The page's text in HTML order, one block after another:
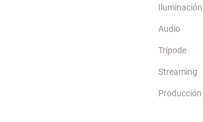
Iluminación
Audio
Trípode
Streaming
Producción